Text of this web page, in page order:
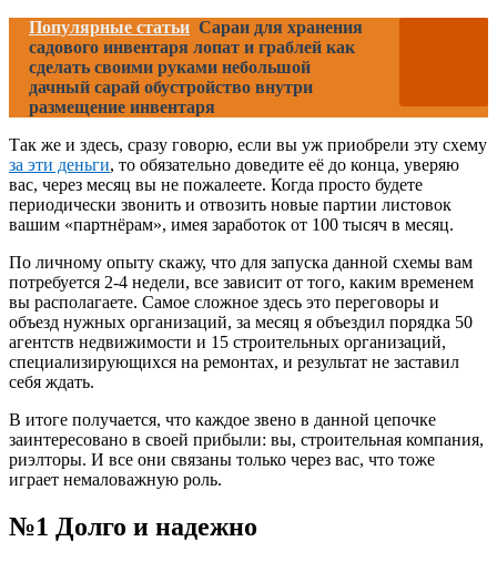
Популярные статьи Сараи для хранения
садового инвентаря лопат и граблей как
сделать своими руками небольшой
дачный сарай обустройство внутри
размещение инвентаря
Так же и здесь, сразу говорю, если вы уж приобрели эту схему
за эти деньги, то обязательно доведите её до конца, уверяю
вас, через месяц вы не пожалеете. Когда просто будете
периодически звонить и отвозить новые партии листовок
вашим «партнёрам», имея заработок от 100 тысяч в месяц.
По личному опыту скажу, что для запуска данной схемы вам
потребуется 2-4 недели, все зависит от того, каким временем
вы располагаете. Самое сложное здесь это переговоры и
объезд нужных организаций, за месяц я объездил порядка 50
агентств недвижимости и 15 строительных организаций,
специализирующихся на ремонтах, и результат не заставил
себя ждать.
В итоге получается, что каждое звено в данной цепочке
заинтересовано в своей прибыли: вы, строительная компания,
риэлторы. И все они связаны только через вас, что тоже
играет немаловажную роль.
№1 Долго и надежно